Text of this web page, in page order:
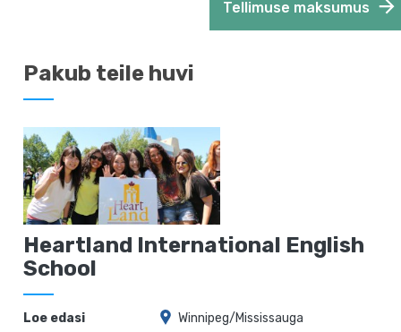
Tellimuse maksumus
Pakub teile huvi
Heartland International English
School
Loe edasi Winnipeg/Mississauga